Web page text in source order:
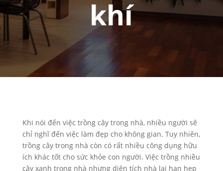
khí
Khi nói đến việc trồng cây trong nhà, nhiều người sẽ
chỉ nghĩ đến việc làm đẹp cho không gian. Tuy nhiên,
trồng cây trong nhà còn có rất nhiều công dụng hữu
ích khác tốt cho sức khỏe con người. Việc trồng nhiều
cây xanh trong nhà nhưng diện tích nhà lại hạn hẹp